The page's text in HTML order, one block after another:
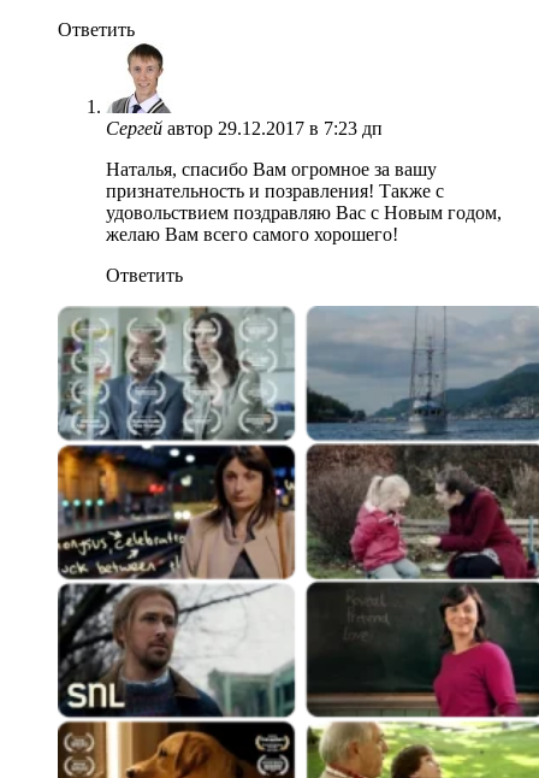
Ответить
Сергей автор 29.12.2017 в 7:23 дп
Наталья, спасибо Вам огромное за вашу
признательность и позравления! Также с
удовольствием поздравляю Вас с Новым годом,
желаю Вам всего самого хорошего!
Ответить